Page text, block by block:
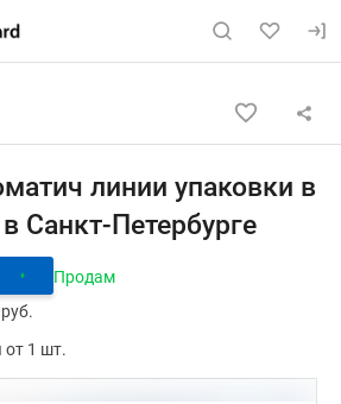
по сайту
Продам:объявлением
линии упаковки в
Санкт-Петербурге
Продам
1 шт.